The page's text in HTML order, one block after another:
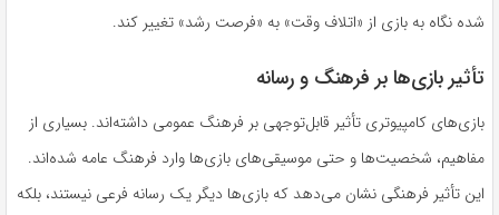
شده نگاه به بازی از «اتلاف وقت» به «فرصت رشد» تغییر کند.
تأثیر بازی‌ها بر فرهنگ و رسانه
بازی‌های کامپیوتری تأثیر قابل‌توجهی بر فرهنگ عمومی داشته‌اند. بسیاری از
مفاهیم، شخصیت‌ها و حتی موسیقی‌های بازی‌ها وارد فرهنگ عامه شده‌اند.
این تأثیر فرهنگی نشان می‌دهد که بازی‌ها دیگر یک رسانه فرعی نیستند، بلکه